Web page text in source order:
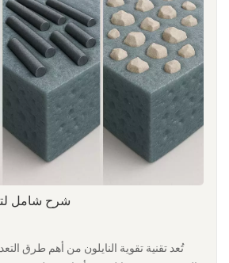
شرح شامل
تُعد تقنية تقوية النايلون من أهم طرق